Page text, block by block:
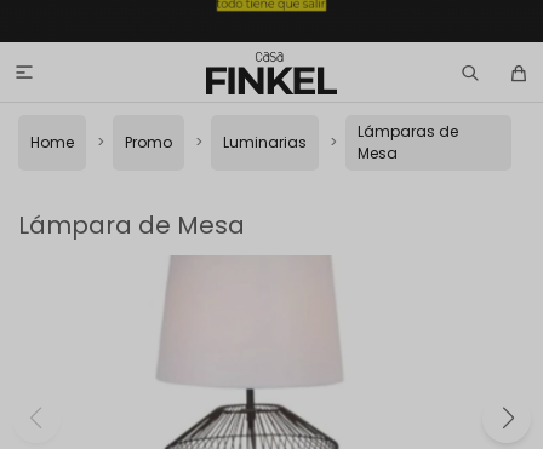

Home Promo Luminarias
Lámparas de
Mesa
Lámpara de Mesa